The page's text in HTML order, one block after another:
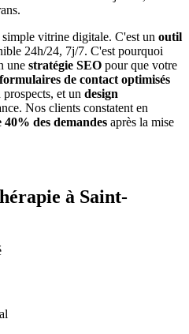
vitrine digitale. C'est un outil
24h/24, 7j/7. C'est pourquoi
une stratégie SEO pour que votre
formulaires de contact optimisés
et un design
Nos clients constatent en
des demandes après la mise
à Saint-